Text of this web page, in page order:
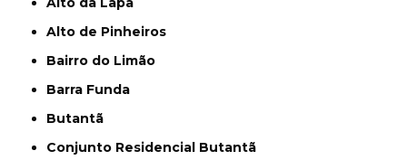
Alto de Pinheiros
Bairro do Limão
Barra Funda
Butantã
Conjunto Residencial Butantã